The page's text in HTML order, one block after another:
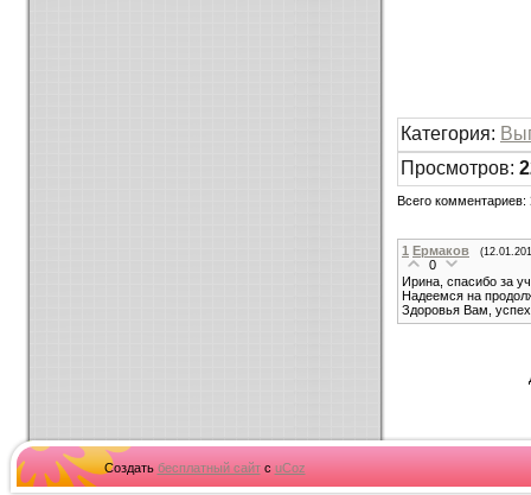
Категория:
Просмотров:
Всего комментариев:
1 Ермаков
0
Ирина, спасибо за
Надеемся на
Здоровья Вам,
Создать бесплатный сайтс uCoz